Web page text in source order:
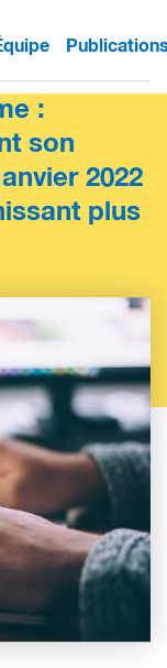
:
son
2022
plus